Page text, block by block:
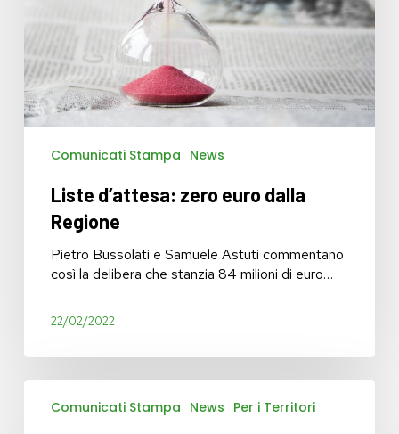
Comunicati Stampa News
Liste d’attesa: zero euro dalla
Regione
Pietro Bussolati e Samuele Astuti commentano
così la delibera che stanzia 84 milioni di euro…
22/02/2022
Comunicati Stampa News Per i Territori